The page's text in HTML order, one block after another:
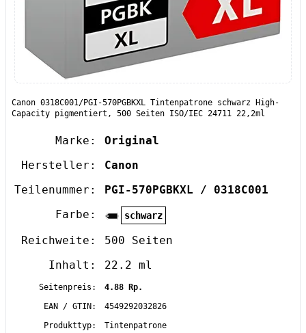
Canon 0318C001/PGI-570PGBKXL Tintenpatrone schwarz High-
Capacity pigmentiert, 500 Seiten ISO/IEC 24711 22,2ml
Marke:
Original
Hersteller:
Canon
Teilenummer:
PGI-570PGBKXL / 0318C001
Farbe:
schwarz
Reichweite:
500 Seiten
Inhalt:
22.2 ml
Seitenpreis:
4.88 Rp.
EAN / GTIN:
4549292032826
Produkttyp:
Tintenpatrone